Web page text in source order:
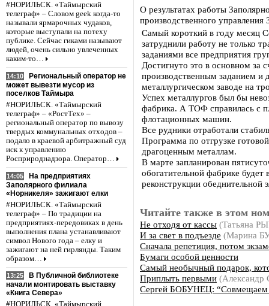
#НОРИЛЬСК. «Таймырский
телеграф» – Словом geek когда-то
называли ярмарочных чудаков,
которые выступали на потеху
публике. Сейчас гиками называют
людей, очень сильно увлеченных
каким-то…
14:10
Региональный оператор не
может вывезти мусор из
поселков Таймыра
#НОРИЛЬСК. «Таймырский
телеграф» – «РостТех» –
региональный оператор по вывозу
твердых коммунальных отходов –
подало в краевой арбитражный суд
иск к управлению
Росприроднадзора. Оператор…
14:05
На предприятиях
Заполярного филиала
«Норникеля» зажигают елки
#НОРИЛЬСК. «Таймырский
телеграф» – По традиции на
предприятиях-передовиках в день
выполнения плана устанавливают
символ Нового года – елку и
зажигают на ней гирлянды. Таким
образом…
13:25
В Публичной библиотеке
начали монтировать выставку
«Книга Севера»
О результатах работы
производственного
Самый короткий в году месяц
затруднили работу не только
заданиями все предприятия
Достигнуто это в основном за
производственным заданием и
металлургическом заводе на
Успех металлургов был бы
фабрика. А ТОФ справилась с
флотационных машин.
Все рудники отработали
Программа по отгрузке
драгоценным металлам.
В марте запланирован
обогатительной фабрике
реконструкции обеднительной
Читайте также в этом
Не отходя от кассы (Татьяна
И за свет в подъезде (Марина
Сначала репетиция, потом
Бумаги особой ценности
Самый необычный подарок,
Приплыть первыми
Сергей БОБУНЕЦ: “Совмещаем